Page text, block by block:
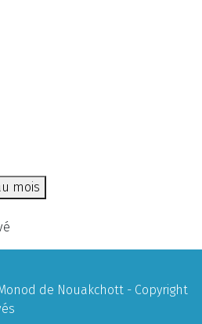
mois
de Nouakchott - Copyright